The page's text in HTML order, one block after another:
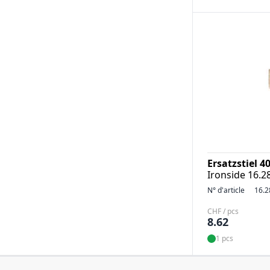
Ersatzstiel
Ironside
N° d'article
CHF / pcs
8.62
1 pcs